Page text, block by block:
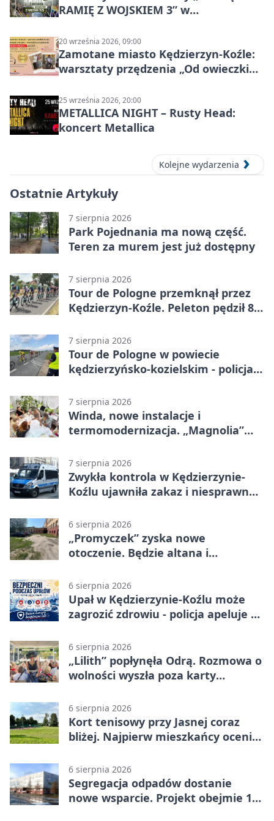
RAMIĘ Z WOJSKIEM 3” w
20 września 2026, 09:00
Zamotane miasto Kędzierzyn-Koźle:
warsztaty przędzenia „Od owieczki
25 września 2026, 20:00
METALLICA NIGHT – Rusty Head:
koncert Metallica
Kolejne wydarzenia
Ostatnie Artykuły
7 sierpnia 2026
Park Pojednania ma nową część.
Teren za murem jest już dostępny
7 sierpnia 2026
Tour de Pologne przemknął przez
Kędzierzyn-Koźle. Peleton pędził 80
7 sierpnia 2026
Tour de Pologne w powiecie
kędzierzyńsko-kozielskim - policja
7 sierpnia 2026
Winda, nowe instalacje i
termomodernizacja. „Magnolia”
7 sierpnia 2026
Zwykła kontrola w Kędzierzynie-
Koźlu ujawniła zakaz i niesprawne
6 sierpnia 2026
„Promyczek” zyska nowe
otoczenie. Będzie altana i
6 sierpnia 2026
Upał w Kędzierzynie-Koźlu może
zagrozić zdrowiu - policja apeluje o
6 sierpnia 2026
„Lilith” popłynęła Odrą. Rozmowa o
wolności wyszła poza karty
6 sierpnia 2026
Kort tenisowy przy Jasnej coraz
bliżej. Najpierw mieszkańcy ocenią
6 sierpnia 2026
Segregacja odpadów dostanie
nowe wsparcie. Projekt obejmie 15